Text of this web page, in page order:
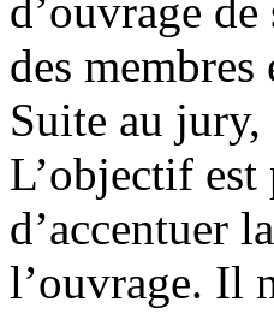
d’ouvrage
des
Suite au
L’objectif
d’accentuer
l’ouvrage. Il